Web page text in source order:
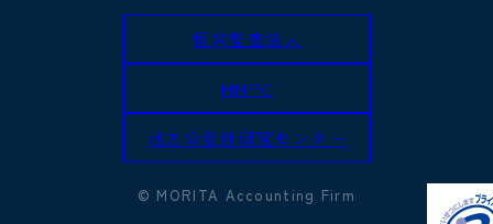
恒栄監査法人
MMPG
地方公会計研究センター
© MORITA Accounting Firm